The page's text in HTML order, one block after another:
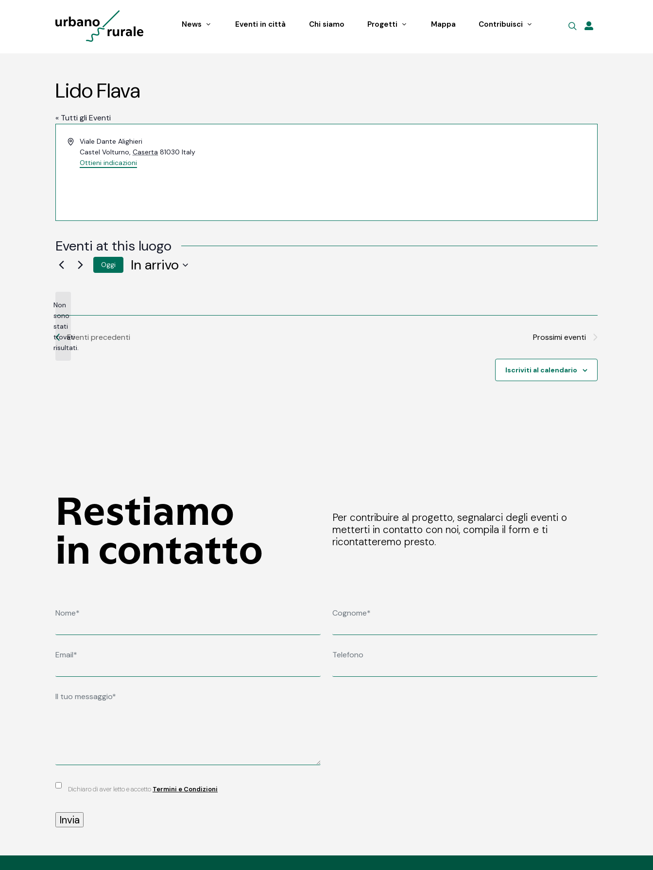
News Eventi in città Chi siamo Progetti Mappa Contribuisci
Lido Flava
« Tutti gli Eventi
IndirizzoViale Dante Alighieri
Castel Volturno, Caserta 81030 Italy
Ottieni indicazioni
Eventi at this luogo
Notice
Non
sono
stati
trovati
risultati.
Oggi In arrivo
Eventi precedenti Prossimi eventi
Iscriviti al calendario
Restiamo
in contatto
Per contribuire al progetto, segnalarci degli eventi o
metterti in contatto con noi, compila il form e ti
ricontatteremo presto.
Dichiaro di aver letto e accetto Termini e Condizioni